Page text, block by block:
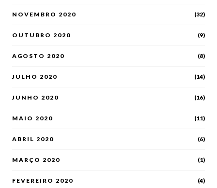
NOVEMBRO 2020 (32)
OUTUBRO 2020 (9)
AGOSTO 2020 (8)
JULHO 2020 (14)
JUNHO 2020 (16)
MAIO 2020 (11)
ABRIL 2020 (6)
MARÇO 2020 (1)
FEVEREIRO 2020 (4)